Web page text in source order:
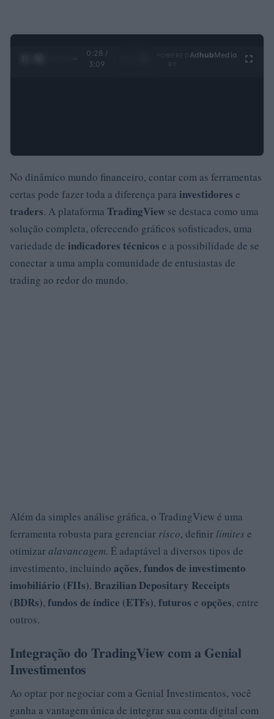
0:28 /
3:09
Ad hubMedia
No dinâmico mundo financeiro, contar com as ferramentas
certas pode fazer toda a diferença para investidores e
traders. A plataforma TradingView se destaca como uma
solução completa, oferecendo gráficos sofisticados, uma
variedade de indicadores técnicos e a possibilidade de se
conectar a uma ampla comunidade de entusiastas de
trading ao redor do mundo.
Além da simples análise gráfica, o TradingView é uma
ferramenta robusta para gerenciar risco, definir limites e
otimizaralavancagem. É adaptável a diversos tipos de
investimento, incluindo ações, fundos de investimento
imobiliário (FIIs), Brazilian Depositary Receipts
(BDRs), fundos de índice (ETFs), futuros e opções, entre
outros.
Integração do TradingView com a Genial
Investimentos
Ao optar por negociar com a Genial Investimentos, você
ganha a vantagem única de integrar sua conta digital com